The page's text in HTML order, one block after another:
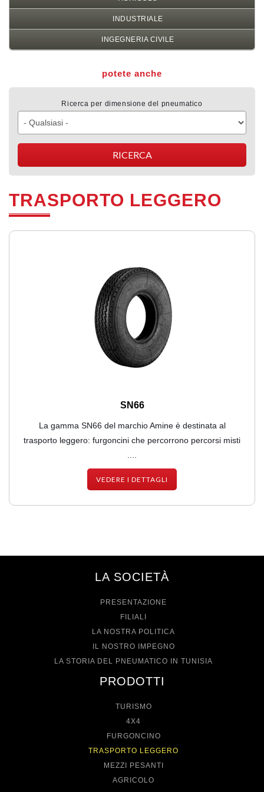
INDUSTRIALE
INGEGNERIA CIVILE
potete anche
Ricerca per dimensione del pneumatico
TRASPORTO LEGGERO
SN66
La gamma SN66 del marchio Amine è destinata al
trasporto leggero: furgoncini che percorrono percorsi misti
....
VEDERE I DETTAGLI
LA SOCIETÀ
PRESENTAZIONE
FILIALI
LA NOSTRA POLITICA
IL NOSTRO IMPEGNO
LA STORIA DEL PNEUMATICO IN TUNISIA
PRODOTTI
TURISMO
4X4
FURGONCINO
TRASPORTO LEGGERO
MEZZI PESANTI
AGRICOLO